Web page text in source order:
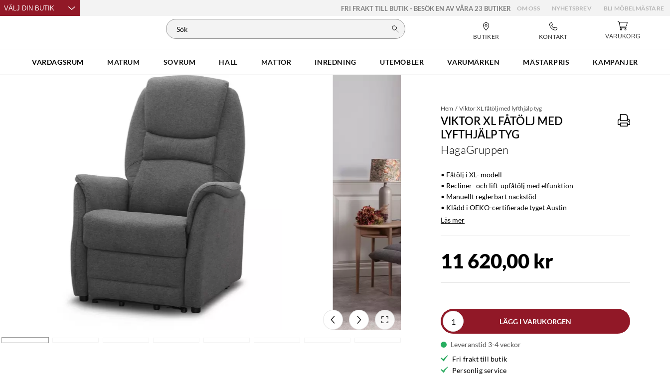
VÄLJ DIN BUTIK FRI FRAKT TILL BUTIK - BESÖK EN AV VÅRA 23 BUTIKER OM OSS NYHETSBREV BLI MÖBELMÄSTARE
BUTIKER KONTAKT VARUKORG
VARDAGSRUM MATRUM SOVRUM HALL MATTOR INREDNING UTEMÖBLER VARUMÄRKEN MÄSTARPRIS KAMPANJER
Hem Viktor XL fåtölj med lyfthjälp tyg
VIKTOR XL FÅTÖLJ MED
LYFTHJÄLP TYG
HagaGruppen
• Fåtölj i XL- modell
• Recliner- och lift-upfåtölj med elfunktion
• Manuellt reglerbart nackstöd
• Klädd i OEKO-certifierade tyget Austin
Läs mer
11 620,00 kr
LÄGG I VARUKORGEN
Leveranstid 3-4 veckor
Fri frakt till butik
Personlig service